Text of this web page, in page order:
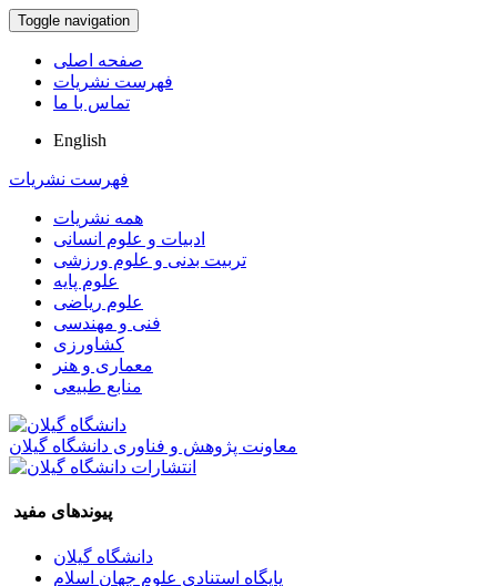
Toggle navigation
صفحه اصلی
فهرست نشریات
تماس با ما
English
فهرست نشریات
همه نشریات
ادبیات و علوم انسانی
تربیت بدنی و علوم ورزشی
علوم پایه
علوم ریاضی
فنی و مهندسی
کشاورزی
معماری و هنر
منابع طبیعی
معاونت پژوهش و فناوری دانشگاه گیلان
پیوندهای مفید
دانشگاه گیلان
پایگاه استنادی علوم جهان اسلام